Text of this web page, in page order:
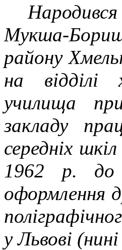
Народився
Мукша-
району
на відділі
училища
закладу
середніх
1962 р. до
оформлення
у Львові